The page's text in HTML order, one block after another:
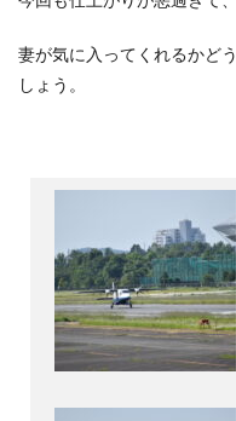
妻が気に入ってくれるかど
しょう。